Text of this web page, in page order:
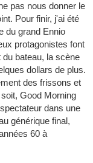
pas nous donner le
Pour finir, j'ai été
du grand Ennio
protagonistes font
bateau, la scène
dollars de plus.
des frissons et
Good Morning
dans une
générique final,
60 à